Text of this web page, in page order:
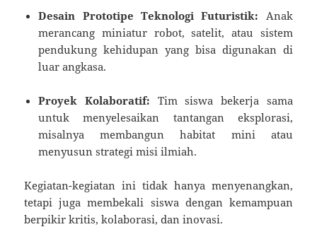
Desain Prototipe Teknologi Futuristik: Anak
merancang miniatur robot, satelit, atau sistem
pendukung kehidupan yang bisa digunakan di
luar angkasa.
Proyek Kolaboratif: Tim siswa bekerja sama
untuk menyelesaikan tantangan eksplorasi,
misalnya membangun habitat mini atau
menyusun strategi misi ilmiah.
Kegiatan-kegiatan ini tidak hanya menyenangkan,
tetapi juga membekali siswa dengan kemampuan
berpikir kritis, kolaborasi, dan inovasi.